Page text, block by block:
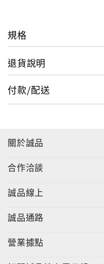
規格
退貨說明
付款/配送
關於誠品
合作洽談
誠品線上
誠品通路
營業據點